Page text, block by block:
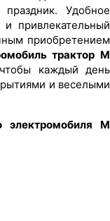
Удобное
привлекательный
приобретением
трактор M
каждый день
и веселыми
электромобиля M